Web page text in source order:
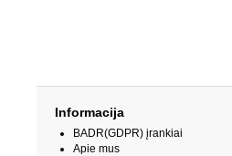
Informacija
BADR(GDPR) įrankiai
Apie mus